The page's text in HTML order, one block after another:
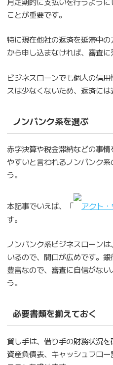
ことが重要です。
特に現在他社の返済を延滞中
から申し込まなければ、審査に
ビジネスローンでも個人の信
スは少なくないため、返済には
ノンバンク系を選ぶ
赤字決算や税金滞納などの事
やすいと言われるノンバンク
う。
本記事でいえば、「 アクト
す。
ノンバンク系ビジネスローン
いるので、間口が広めです。
豊富なので、審査に自信がな
う。
必要書類を揃えておく
貸し手は、借り手の財務状況
資産負債表、キャッシュフロ